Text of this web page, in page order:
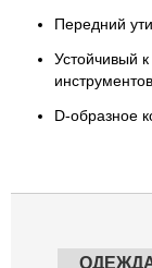
Передний
Устойчивый
инструментов.
D-образное